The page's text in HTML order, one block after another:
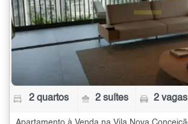
2 quartos 2 suítes 2 vagas